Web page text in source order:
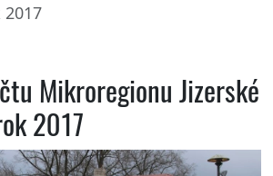
Mikroregionu Jizerské
2017